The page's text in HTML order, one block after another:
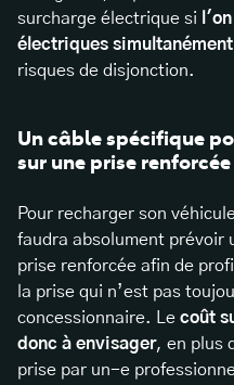
surcharge électrique si
électriques simultanément
risques de disjonction.
Un câble spécifique
sur une prise renforcée
Pour recharger son
faudra absolument prévoir
prise renforcée afin de
la prise qui n’est pas
concessionnaire. Le coût
donc à envisager, en plus
prise par un-e